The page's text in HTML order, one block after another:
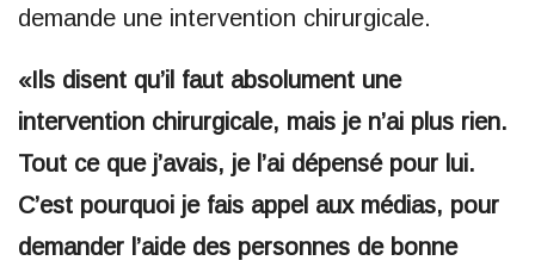
demande une intervention chirurgicale.
«Ils disent qu’il faut absolument une
intervention chirurgicale, mais je n’ai plus rien.
Tout ce que j’avais, je l’ai dépensé pour lui.
C’est pourquoi je fais appel aux médias, pour
demander l’aide des personnes de bonne